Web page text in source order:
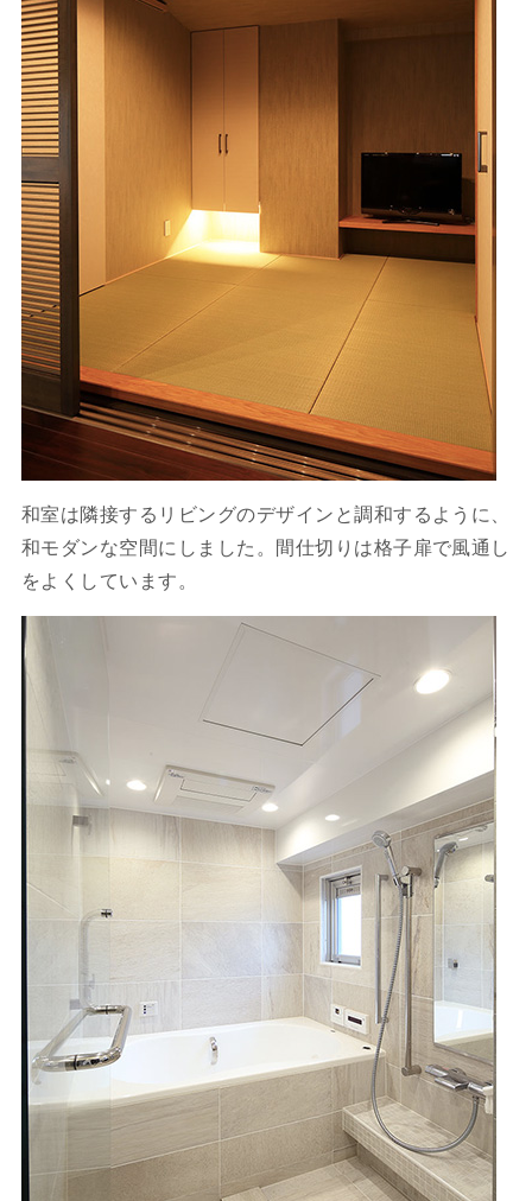
和室は隣接するリビングのデザインと調和するように、
和モダンな空間にしました。間仕切りは格子扉で風通し
をよくしています。